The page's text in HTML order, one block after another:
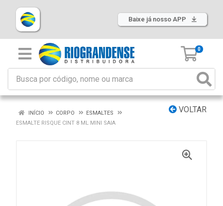
Baixe já nosso APP
0
VOLTAR
INÍCIO CORPO
ESMALTES
ESMALTE RISQUE CINT 8 ML MINI SAIA